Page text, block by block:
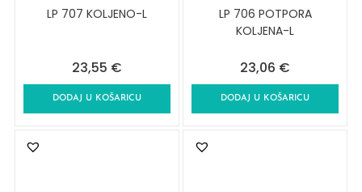
LP 707 KOLJENO-L
23,55 €
DODAJ U KOŠARICU
LP 706 POTPORA
KOLJENA-L
23,06 €
DODAJ U KOŠARICU